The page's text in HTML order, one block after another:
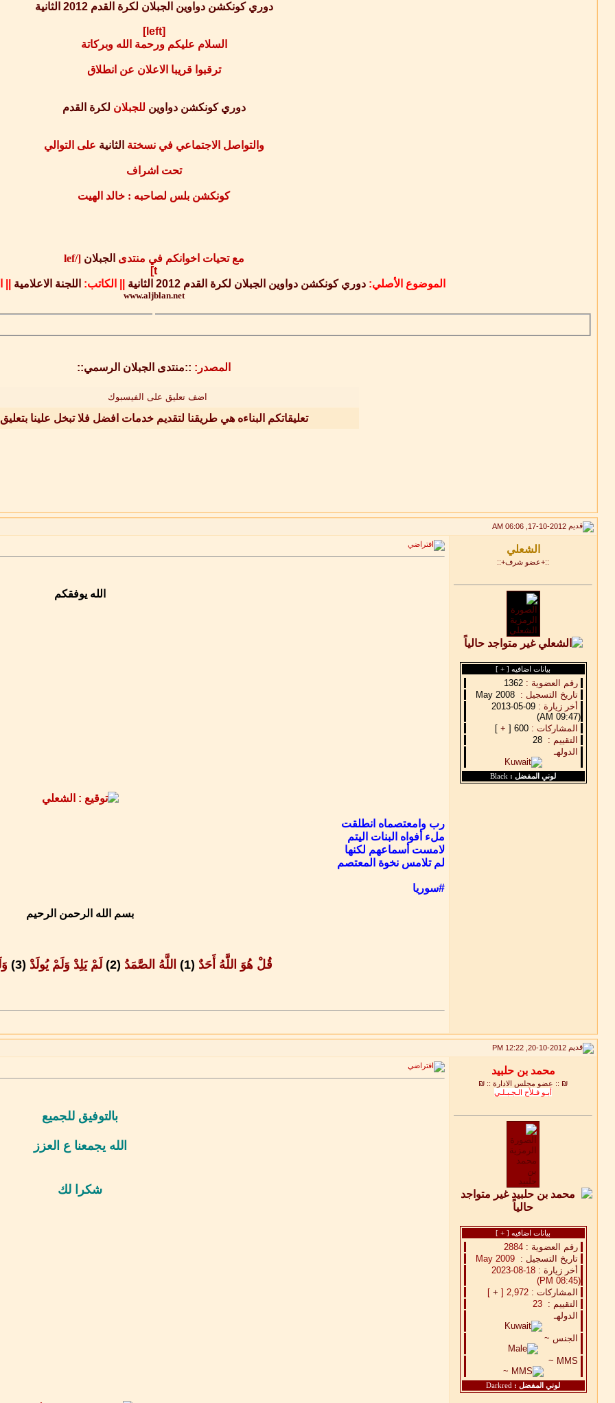
دوري كونكشن دواوين الجبلان لكرة القدم 2012 الثانية
[left]
السلام عليكم ورحمة الله وبركاتة
ترقبوا قريبا الاعلان عن انطلاق
دوريكونكشندواوين للجبلان لكرة القدم
والتواصل الاجتماعي في نسختة الثانية على التوالي
تحت اشراف
كونكشن بلس لصاحبه : خالد الهيت
مع تحيات اخوانكم في منتدى الجبلان[/lef
t]
الموضوع الأصلي:دوري كونكشن دواوين الجبلان لكرة القدم 2012 الثانية الكاتب: اللجنة الاعلامية
www.aljblan.net
المصدر: ::منتدى الجبلان الرسمي::
اضف تعليق على الفيسبوك
تعليقاتكم البناءه هي طريقنا لتقديم خدمات افضل فلا تبخل علينا بتعليق
::+عضو شرف+::
بيانات اضافيه [ +
]
رقم العضوية : 1362
تاريخ التسجيل :May 2008
أخر زيارة :
09-05-2013
(09:47 AM)
المشاركات : 600 [
+
]
التقييم :28
الدولهـ
لوني المفضل : Black
الله يوفقكم
رب وامعتصماه انطلقت
ملء أفواه البنات اليتم
لامست أسماعهم لكنها
لم تلامس نخوة المعتصم
#سوريا
بسم الله الرحمن الرحيم
قُلْ هُوَ اللَّهُ أَحَدٌ (1) اللَّهُ الصَّمَدُ (2) لَمْ يَلِدْ وَلَمْ يُولَدْ (3)
₪ :: عضو مجلس الادارة :: ₪
أبـو فـلأح الـجـبـلـي
بيانات اضافيه [ +
]
رقم العضوية : 2884
تاريخ التسجيل :May 2009
أخر زيارة :
18-08-2023
(08:45 PM)
المشاركات : 2,972 [
+
]
التقييم :23
الدولهـ
الجنس ~
لوني المفضل : Darkred
بالتوفيق للجميع
الله يجمعنا ع العزز
شكرا لك